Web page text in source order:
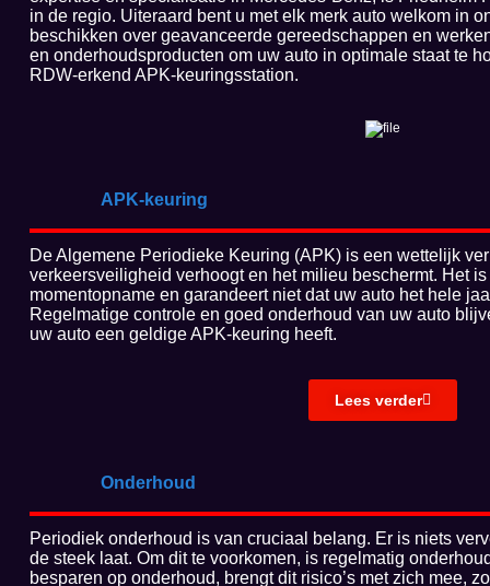
in de regio. Uiteraard bent u met elk merk auto welkom in
beschikken over geavanceerde gereedschappen en
en onderhoudsproducten om uw auto in optimale staat te
RDW-erkend APK-keuringsstation.
APK-keuring
De Algemene Periodieke Keuring (APK) is een wettelijk
verkeersveiligheid verhoogt en het milieu beschermt. Het
momentopname en garandeert niet dat uw auto het hele
Regelmatige controle en goed onderhoud van uw auto
uw auto een geldige APK-keuring heeft.
Lees verder
Onderhoud
Periodiek onderhoud is van cruciaal belang. Er is niets
de steek laat. Om dit te voorkomen, is regelmatig
besparen op onderhoud, brengt dit risico’s met zich mee,